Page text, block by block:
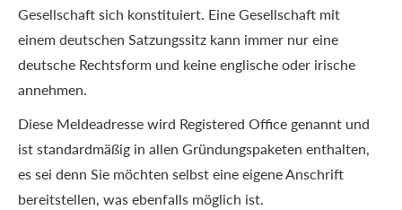
Gesellschaft sich konstituiert. Eine Gesellschaft mit
einem deutschen Satzungssitz kann immer nur eine
deutsche Rechtsform und keine englische oder irische
annehmen.
Diese Meldeadresse wird Registered Office genannt und
ist standardmäßig in allen Gründungspaketen enthalten,
es sei denn Sie möchten selbst eine eigene Anschrift
bereitstellen, was ebenfalls möglich ist.